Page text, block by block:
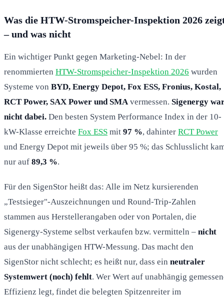
Was die HTW-Stromspeicher-Inspektion 2026
– und was nicht
Ein wichtiger Punkt gegen Marketing-Nebel: In der
renommierten HTW-Stromspeicher-Inspektion 2026 wurden
Systeme von BYD, Energy Depot, Fox ESS, Fronius, Kostal,
RCT Power, SAX Power und SMA vermessen. Sigenergy
nicht dabei. Den besten System Performance Index in der 10-
kW-Klasse erreichte Fox ESS mit 97 %, dahinter RCT Power
und Energy Depot mit jeweils über 95 %; das Schlusslicht
nur auf 89,3 %.
Für den SigenStor heißt das: Alle im Netz kursierenden
„Testsieger"-Auszeichnungen und Round-Trip-Zahlen
stammen aus Herstellerangaben oder von Portalen, die
Sigenergy-Systeme selbst verkaufen bzw. vermitteln – nicht
aus der unabhängigen HTW-Messung. Das macht den
SigenStor nicht schlecht; es heißt nur, dass ein neutraler
Systemwert (noch) fehlt. Wer Wert auf unabhängig
Effizienz legt, findet die belegten Spitzenreiter im